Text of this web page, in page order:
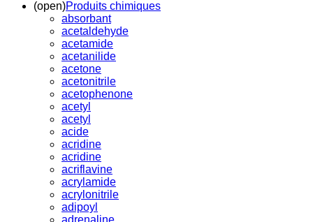
(open)Produits chimiques
absorbant
acetaldehyde
acetamide
acetanilide
acetone
acetonitrile
acetophenone
acetyl
acetyl
acide
acridine
acridine
acriflavine
acrylamide
acrylonitrile
adipoyl
adrenaline